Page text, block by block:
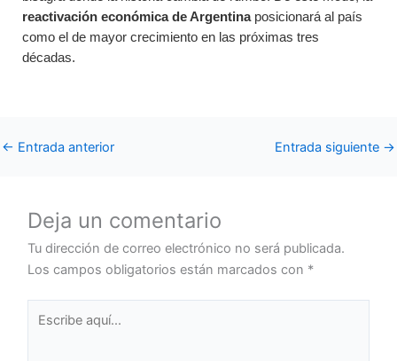
reactivación económica de Argentinaposicionará al país
como el de mayor crecimiento en las próximas tres
décadas.
← Entrada anterior Entrada siguiente →
Deja un comentario
Tu dirección de correo electrónico no será publicada.
Los campos obligatorios están marcados con *